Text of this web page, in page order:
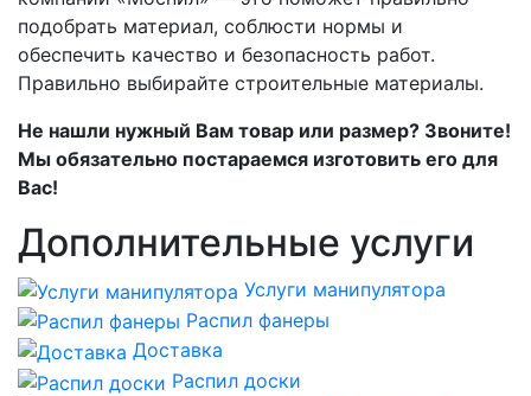
подобрать материал, соблюсти нормы и
обеспечить качество и безопасность работ.
Правильно выбирайте строительные материалы.
Не нашли нужный Вам товар или размер? Звоните!
Мы обязательно постараемся изготовить его для
Вас!
Дополнительные услуги
Услуги манипулятора
Распил фанеры
Доставка
Распил доски